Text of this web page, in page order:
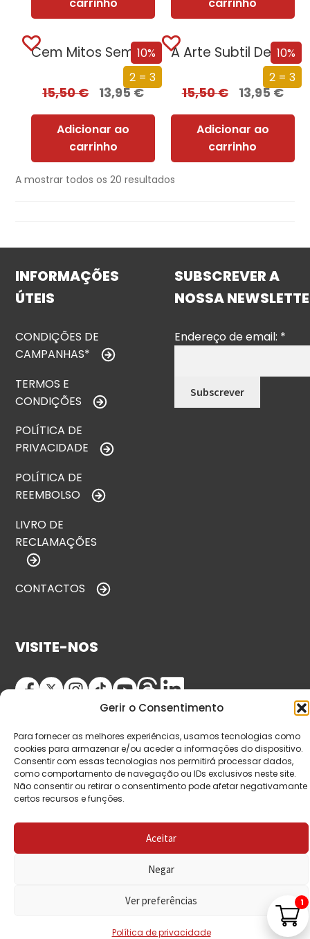
Gerir o Consentimento
Para fornecer as melhores experiências, usamos tecnologias como
cookies para armazenar e/ou aceder a informações do dispositivo.
Consentir com essas tecnologias nos permitirá processar dados,
como comportamento de navegação ou IDs exclusivos neste site.
Não consentir ou retirar o consentimento pode afetar negativamante
certos recursos e funções.
Aceitar
Negar
Ver preferências
Política de privacidade
10%
2 = 3
Cem Mitos Sem Lógica
15,50€ 13,95€
Adicionar ao
carrinho
10%
2 = 3
A Arte Subtil De Saber Dizer Que Se F*da
15,50€ 13,95€
Adicionar ao
carrinho
A mostrar todos os 20 resultados
INFORMAÇÕES
ÚTEIS
CONDIÇÕES DE
CAMPANHAS*
TERMOS E
CONDIÇÕES
POLÍTICA DE
PRIVACIDADE
POLÍTICA DE
REEMBOLSO
LIVRO DE
RECLAMAÇÕES
CONTACTOS
SUBSCREVER A
NOSSA
Endereço de email: *
VISITE-NOS
© Copyright 2026 Saída de Emergência. Todos os
direitos reservados.
1